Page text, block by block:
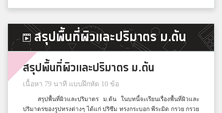
สรุปพื้นที่ผิวและปริมาตร ม.ต้น
สรุปพื้นที่ผิวและปริมาตร ม.ต้น
เนื้อหา 79 นาที แบบฝึกหัด 10 ข้อ
สรุปพื้นที่ผิวและปริมาตร ม.ต้น ในบทนี้จะเรียนเรื่องพื้นที่ผิวและ
ปริมาตรของรูปทรงต่างๆ ได้แก่ ปริซึม ทรงกระบอก พีระมิด กรวย กรวย